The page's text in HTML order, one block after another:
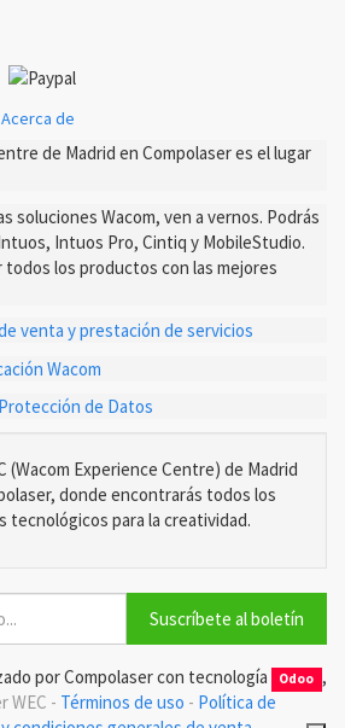
Acerca de
de Madrid en Compolaser es el lugar
soluciones Wacom, ven a vernos. Podrás
Intuos Pro, Cintiq y MobileStudio.
todos los productos con las mejores
venta y prestación de servicios
Wacom
de Datos
(Wacom Experience Centre) de Madrid
donde encontrarás todos los
tecnológicos para la creatividad.
Suscríbete al boletín
por Compolaser con tecnología Odoo ,
WEC - Términos de uso - Política de